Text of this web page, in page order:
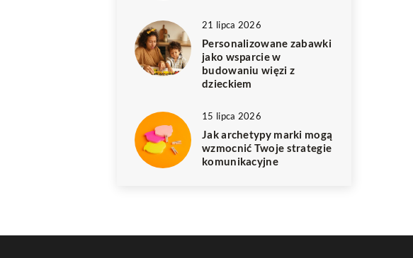
21 lipca 2026
Personalizowane zabawki
jako wsparcie w
budowaniu więzi z
dzieckiem
15 lipca 2026
Jak archetypy marki mogą
wzmocnić Twoje strategie
komunikacyjne